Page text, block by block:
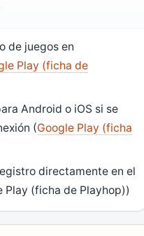
de juegos en
Play (ficha de
Android o iOS si se
(Google Play (ficha
directamente en el
Play (ficha de Playhop))